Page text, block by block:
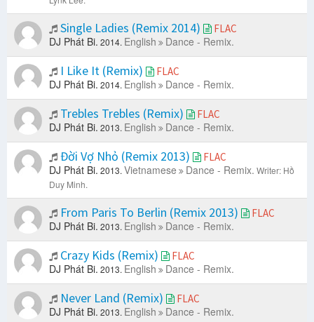
Single Ladies (Remix 2014) FLAC
DJ Phát Bi. 2014. English Dance - Remix.
I Like It (Remix) FLAC
DJ Phát Bi. 2014. English Dance - Remix.
Trebles Trebles (Remix) FLAC
DJ Phát Bi. 2013. English Dance - Remix.
Đời Vợ Nhỏ (Remix 2013) FLAC
DJ Phát Bi. 2013. Vietnamese Dance - Remix. Writer: Hồ
Duy Minh.
From Paris To Berlin (Remix 2013) FLAC
DJ Phát Bi. 2013. English Dance - Remix.
Crazy Kids (Remix) FLAC
DJ Phát Bi. 2013. English Dance - Remix.
Never Land (Remix) FLAC
DJ Phát Bi. 2013. English Dance - Remix.